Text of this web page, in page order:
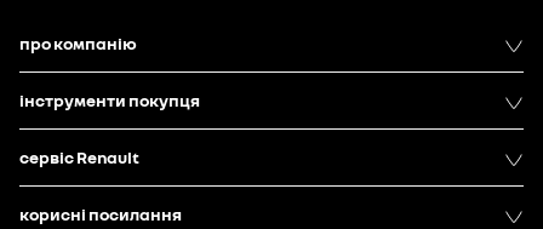
про компанію
інструменти покупця
сервіс Renault
корисні посилання